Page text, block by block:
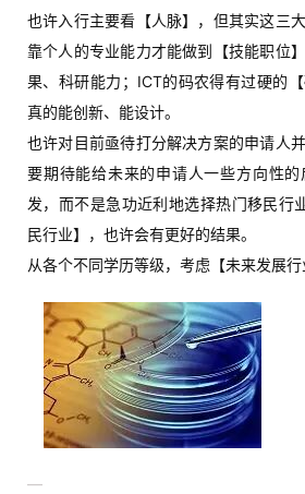
也许入行主要看【人脉】，但其实这三
靠个人的专业能力才能做到【技能职位
果、科研能力；ICT的码农得有过硬的
真的能创新、能设计。
也许对目前亟待打分解决方案的申请人
要期待能给未来的申请人一些方向性
发，而不是急功近利地选择热门移民行
民行业】，也许会有更好的结果。
从各个不同学历等级，考虑【未来发展行
—